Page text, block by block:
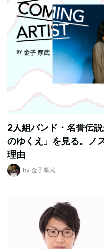
2人組バンド・名誉伝
のゆくえ」を見る。ノ
理由
by 金子厚武